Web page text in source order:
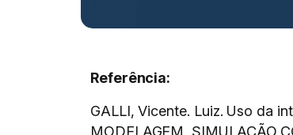
Referência:
GALLI, Vicente. Luiz. Uso da
MODELAGEM, SIMULAÇÃO